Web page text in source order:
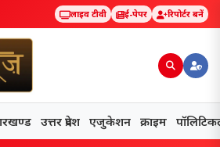
लाइव टीवी ई-पेपर रिपोर्टर बनें
उत्तर प्रदेश एजुकेशन क्राइम